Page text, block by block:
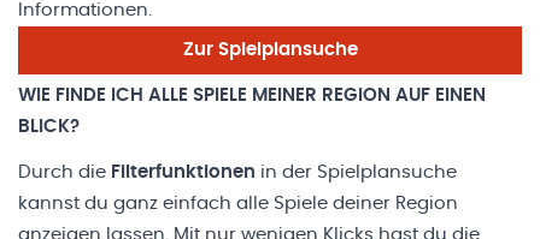
Informationen.
Zur Spielplansuche
WIE FINDE ICH ALLE SPIELE MEINER REGION AUF EINEN
BLICK?
Durch die Filterfunktionen in der Spielplansuche
kannst du ganz einfach alle Spiele deiner Region
anzeigen lassen. Mit nur wenigen Klicks hast du die